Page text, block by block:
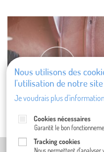
MENTIONS LÉGALES (EN ALLEMAND)
Nous utilisons des
l'utilisation de notre site
Je voudrais plus
Cookies nécessaires
Garantit le bon
Tracking cookies